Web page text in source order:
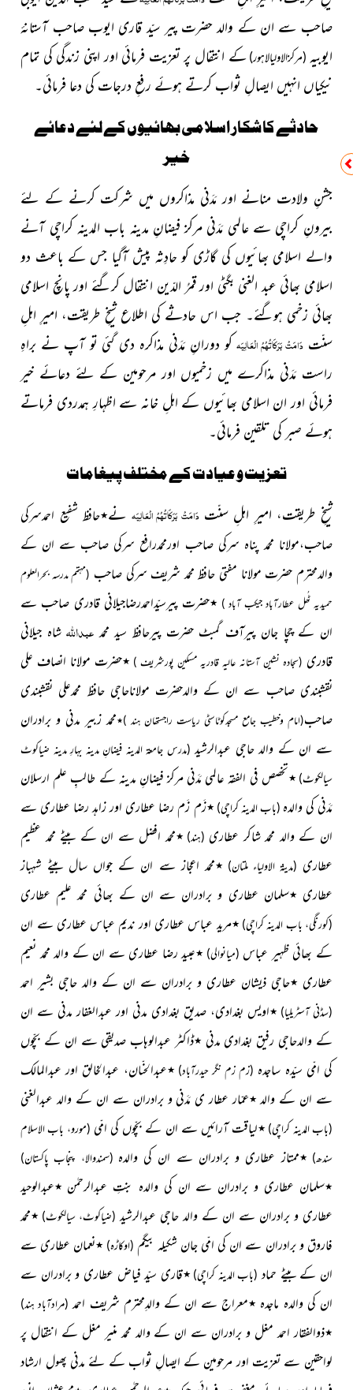
صاحب سے ان کے والد حضرت پیر سیّد قاری ایوب صاحب آستانۂ
ایوبیہ (مرکزالاولیالاہور)کے انتقال پر تعزیت فرمائی اور اپنی زندگی کی تمام
نیکیاں انہیں ایصالِ ثواب کرتے ہوئے رفعِ درجات کی دعا فرمائی۔
حادثے کا شکار اسلامی بھائیوں کے لئے دعائے
خیر
جشنِ ولادت منانے اور مَدَنی مذاکروں میں شرکت کرنے کے لئے
بیرونِ کراچی سے عالمی مَدَنی مرکز فیضانِ مدینہ باب المدینہ کراچی آنے
والے اسلامی بھائیوں کی گاڑی کو حادِثہ پیش آگیا جس کے باعث دو
اسلامی بھائی عبد الغنی بگٹی اور قمرُ الدّین انتقال کرگئے اور پانچ اسلامی
بھائی زخمی ہوگئے۔ جب اس حادثے کی اطلاع شیخِ طریقت، امیرِ اہلِ
سنّت دَامَتْ بَرَکَاتُہُمُ الْعَالِیَہکو دورانِ مَدَنی مذاکرہ دی گئی تو آپ نے براہِ
راست مَدَنی مذاکرے میں زخمیوں اور مرحومین کے لئے دعائے خیر
فرمائی اور ان اسلامی بھائیوں کے اہلِ خانہ سے اظہارِ ہمدردی فرماتے
ہوئے صبر کی تلقین فرمائی۔
تعزیت و عیادت کے مختلف پیغامات
شیخِ طریقت، امیرِ اہلِ سنّتدَامَتْ بَرَکَاتُہُمُ الْعَالِیَہ نے٭حافظ شفیع احمدسرکی
صاحب،مولانا محمد پناہ سرکی صاحب اورمحمدرافع سرکی صاحب سے ان کے
والدمحترم حضرت مولانا مفتی حافظ محمد شریف سرکی صاحب (مہتمم مدرسہ بحرالعلوم
حمیدیہ ٹُھل عطارآباد جیکب آباد ) ٭حضرت پیرسیّداحمدرضاجیلانی قادری صاحب سے
ان کے چچا جان پیرآف گمبٹ حضرت پیرحافظ سید محمد عبداللہشاہ جیلانی
قادری (سجادہ نشین آستانہ عالیہ قادریہ مسکین پورشریف ) ٭حضرت مولانا انصاف علی
نقشبندی صاحب سے ان کے والدحضرت مولاناحاجی حافظ محمدعلی نقشبندی
صاحب(امام وخطیب جامع مسجدکوٹاسٹی ریاست راجستھان ہند )٭محمد زبیر مدنی و برادران
سے ان کے والد حاجی عبدالرشید (مدرس جامعۃ المدینہ فیضانِ مدینہ بہارِ مدینہ ضیاکوٹ
سیالکوٹ) ٭تخصص فی الفقہ عالمی مَدَنی مرکز فیضانِ مدینہ کے طالبِ علم ارسلان
مَدَنی کی والدہ (باب المدینہ کراچی) ٭زَم زَم رضا عطاری اور زاہد رضا عطاری سے
ان کے والد محمد شاکر عطاری (ہند) ٭محمد افضل سے ان کے بیٹے محمد عظیم
عطاری (مدینۃ الاولیاء ملتان) ٭محمد اعجاز سے ان کے جواں سال بیٹے شہباز
عطاری ٭سلمان عطاری و برادران سے ان کے بھائی محمد علیم عطاری
(کورنگی، باب المدینہ کراچی) ٭مرید عباس عطاری اور ندیم عباس عطاری سے ان
کے بھائی ظہیر عباس (میانوالی) ٭عبید رضا عطاری سے ان کے والد محمد نعیم
عطاری ٭حاجی ذیشان عطاری و برادران سے ان کے والد حاجی بشیر احمد
(سڈنی آسٹریلیا) ٭اویس بغدادی، صدیق بغدادی مدنی اور عبدالغفار مدنی سے ان
کے والدحاجی رفیق بغدادی مدنی ٭ڈاکٹر عبدالوہاب صدیقی سے ان کے بچّوں
کی امّی سیّدہ ساجدہ (زم زم نگر حیدرآباد) ٭عبدالحنّان، عبدالخالق اور عبدالمالک
سے ان کے والد ٭عمّار عطار ی مَدَنی و برادران سے ان کے والد عبدالغنی
(باب المدینہ کراچی) ٭لیاقت آرائیں سے ان کے بچّوں کی امّی (مورو، باب الاسلام
سندھ) ٭ممتاز عطاری و برادران سے ان کی والدہ (سمندوالا، پنجاب پاکستان)
٭سلمان عطاری و برادران سے ان کی والدہ بنتِ عبدالرحمٰن ٭عبدالوحید
عطاری و برادران سے ان کے والد حاجی عبدالرشید (ضیاکوٹ، سیالکوٹ) ٭محمد
فاروق و برادران سے ان کی امّی جان شکیلہ بیگم (اوکاڑہ) ٭نعمان عطاری سے
ان کے بیٹے حماد (باب المدینہ کراچی) ٭قاری سیّد فیاض عطاری و برادران سے
ان کی والدہ ماجدہ ٭معراج سے ان کے والدِمحترم شریف احمد (مرادآباد ہند)
٭ذوالفقار احمد مغل و برادران سے ان کے والد محمد منیر مغل کے انتقال پر
لواحقین سے تعزیت اور مرحومین کے ایصالِ ثواب کے لئے مدنی پھول ارشاد